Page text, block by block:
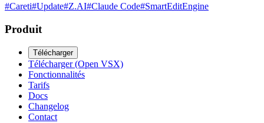
#Careti#Update#Z.AI#Claude Code#SmartEditEngine
Produit
Télécharger
Télécharger (Open VSX)
Fonctionnalités
Tarifs
Docs
Changelog
Contact